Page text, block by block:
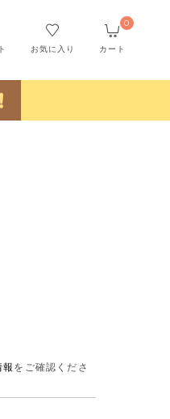
お気に入り カート
0
をご確認くださ